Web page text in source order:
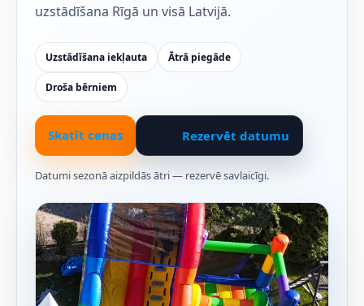
uzstādīšana Rīgā un visā Latvijā.
Uzstādīšana iekļauta Ātrā piegāde
Droša bērniem
Skatīt cenas Rezervēt datumu
Datumi sezonā aizpildās ātri — rezervē savlaicīgi.